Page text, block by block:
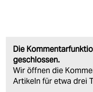
Die
geschlossen.
Wir öffnen die
Artikeln für etwa drei